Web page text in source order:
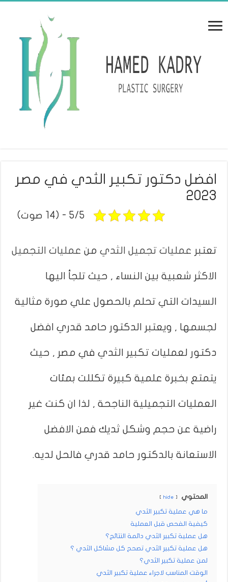
افضل دكتور تكبير الثدي في مصر
2023
5/5 - (14 صوت)
تعتبر عمليات تجميل الثدي من عمليات التجميل
الاكثر شعبية بين النساء , حيث تلجأ اليها
السيدات التي تحلم بالحصول علي صورة مثالية
لجسمها , ويعتبر الدكتور حامد قدري افضل
دكتور لعمليات تكبير الثدي في مصر , حيث
يتمتع بخبرة علمية كبيرة تكللت بمئات
العمليات التجميلية الناجحة , لذا ان كنت غير
راضية عن حجم وشكل ثديك فمن الافضل
الاستعانة بالدكتور حامد قدري فالحل لديه.
المحتوي hide
ما هي عملية تكبير الثدي
كيفية الفحص قبل العملية
هل عملية تكبير الثدي دائمة النتائج؟
هل عملية تكبير الثدي تصحح كل مشاكل الثدي ؟
لمن عملية تكبير الثدي؟
الوقت المناسب لاجراء عملية تكبير الثدي